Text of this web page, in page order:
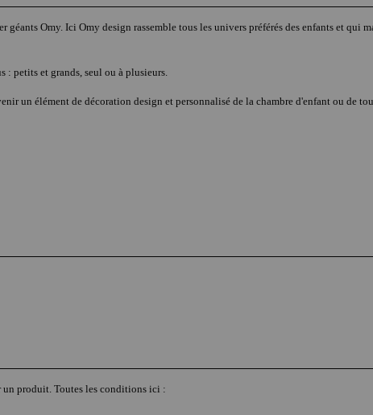
Omy. Ici Omy design rassemble tous les univers préférés des enfants et
: petits et grands, seul ou à plusieurs.
un élément de décoration design et personnalisé de la chambre d'enfant ou de
produit. Toutes les conditions ici :